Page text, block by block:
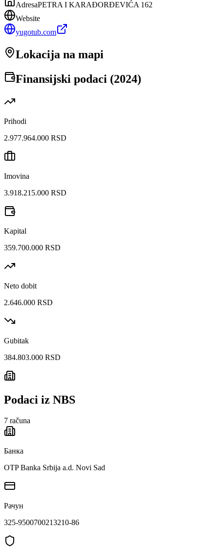
AdresaPETRA I KARAĐORĐEVIĆA 162
Website
yugotub.com
Lokacija na mapi
Finansijski podaci (2024)
Prihodi
2.977.964.000 RSD
Imovina
3.918.215.000 RSD
Kapital
359.700.000 RSD
Neto dobit
2.646.000 RSD
Gubitak
384.803.000 RSD
Podaci iz NBS
7 računa
Банка
OTP Banka Srbija a.d. Novi Sad
Рачун
325-9500700213210-86